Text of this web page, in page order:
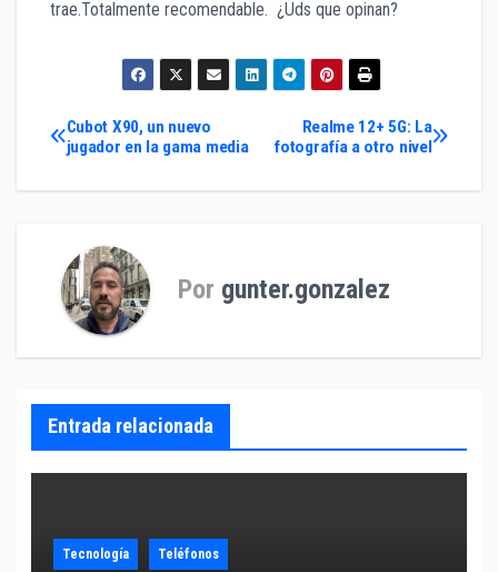
trae.Totalmente recomendable. ¿Uds que opinan?
Navegación
de
Realme 12+ 5G: La
fotografía a otro nivel
Cubot X90, un nuevo
jugador en la gama media
Por gunter.gonzalez
Entrada relacionada
Tecnología Teléfonos